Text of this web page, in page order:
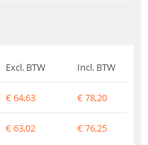
Excl. BTW Incl. BTW
€64,63 €78,20
€63,02 €76,25